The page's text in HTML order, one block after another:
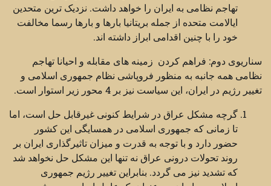
تهاجم نظامی به ایران را خواهد داشت. نزدیک ترین متحدین
ایالامت متحده از جمله بریتانیا بارها و بارها رسما مخالفت
خود را با چنین اقدامی ابراز داشته اند.
سناریوی دوم: فراهم کردن زمینه های مقابله و احیانا تهاجم
نظامی همه جانبه به منظور فروپاشی نظام جمهوری اسلامی و
تغییر رژیم در ایران، این سیاست نیز بر 4 محور زیر استوار است.
گرچه مشکل عراق در شرایط کنونی غیرقابل حل است، اما
تا زمانی که جمهوری اسلامی در همسایگی این کشور
حضور دارد و با توجه به قدرت و میزان تاثیرگذاری ایران بر
روند تحولات درونی عراق نه تنها این مشکل حل نخواهد شد
که تشدید نیز می گردد. بنابراین تغییر رژیم جمهوری